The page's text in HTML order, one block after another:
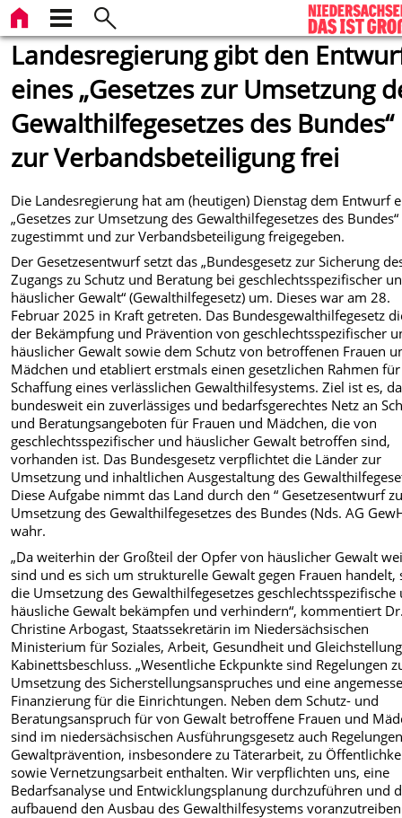
Landesregierung gibt den
eines „Gesetzes zur Umsetzung
Gewalthilfegesetzes des Bundes“
zur Verbandsbeteiligung frei
Die Landesregierung hat am (heutigen) Dienstag dem Entwurf
„Gesetzes zur Umsetzung des Gewalthilfegesetzes des Bundes“
zugestimmt und zur Verbandsbeteiligung freigegeben.
Der Gesetzesentwurf setzt das „Bundesgesetz zur Sicherung
Zugangs zu Schutz und Beratung bei geschlechtsspezifischer
häuslicher Gewalt“ (Gewalthilfegesetz) um. Dieses war am 28.
Februar 2025 in Kraft getreten. Das Bundesgewalthilfegesetz
der Bekämpfung und Prävention von geschlechtsspezifischer
häuslicher Gewalt sowie dem Schutz von betroffenen Frauen
Mädchen und etabliert erstmals einen gesetzlichen Rahmen
Schaffung eines verlässlichen Gewalthilfesystems. Ziel ist es,
bundesweit ein zuverlässiges und bedarfsgerechtes Netz an
und Beratungsangeboten für Frauen und Mädchen, die von
geschlechtsspezifischer und häuslicher Gewalt betroffen sind,
vorhanden ist. Das Bundesgesetz verpflichtet die Länder zur
Umsetzung und inhaltlichen Ausgestaltung des
Diese Aufgabe nimmt das Land durch den “ Gesetzesentwurf
Umsetzung des Gewalthilfegesetzes des Bundes (Nds. AG
wahr.
„Da weiterhin der Großteil der Opfer von häuslicher Gewalt
sind und es sich um strukturelle Gewalt gegen Frauen handelt,
die Umsetzung des Gewalthilfegesetzes geschlechtsspezifische
häusliche Gewalt bekämpfen und verhindern“, kommentiert
Christine Arbogast, Staatssekretärin im Niedersächsischen
Ministerium für Soziales, Arbeit, Gesundheit und
Kabinettsbeschluss. „Wesentliche Eckpunkte sind Regelungen
Umsetzung des Sicherstellungsanspruches und eine
Finanzierung für die Einrichtungen. Neben dem Schutz- und
Beratungsanspruch für von Gewalt betroffene Frauen und
sind im niedersächsischen Ausführungsgesetz auch
Gewaltprävention, insbesondere zu Täterarbeit, zu
sowie Vernetzungsarbeit enthalten. Wir verpflichten uns, eine
Bedarfsanalyse und Entwicklungsplanung durchzuführen und
aufbauend den Ausbau des Gewalthilfesystems